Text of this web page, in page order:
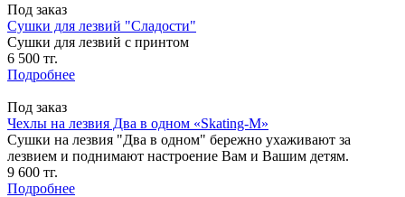
Под заказ
Сушки для лезвий "Сладости"
Сушки для лезвий с принтом
6 500 тг.
Подробнее
Под заказ
Чехлы на лезвия Два в одном «Skating-M»
Сушки на лезвия "Два в одном" бережно ухаживают за
лезвием и поднимают настроение Вам и Вашим детям.
9 600 тг.
Подробнее